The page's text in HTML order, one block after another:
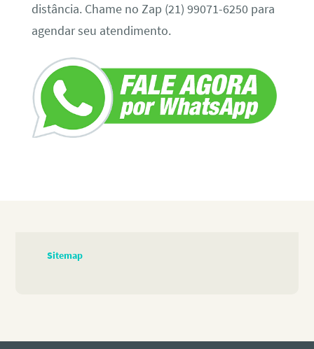
distância. Chame no Zap (21) 99071-6250 para
agendar seu atendimento.
Sitemap